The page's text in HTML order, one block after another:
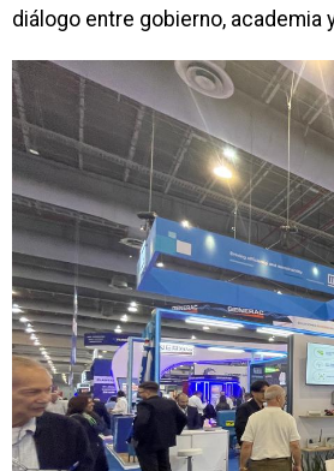
diálogo entre gobierno, academia